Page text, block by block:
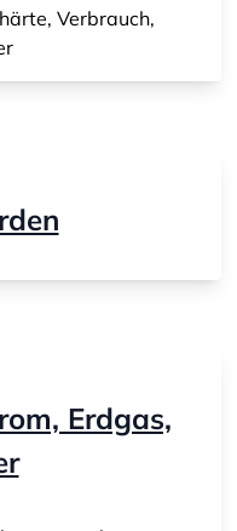
Verbrauch,
Erdgas,